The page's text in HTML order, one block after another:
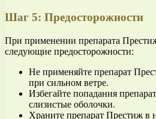
Шаг 5: Предосторожности
При применении препарата
следующие предосторожности:
Не применяйте препарат
при сильном ветре.
Избегайте попадания
слизистые оболочки.
Храните препарат Престиж в